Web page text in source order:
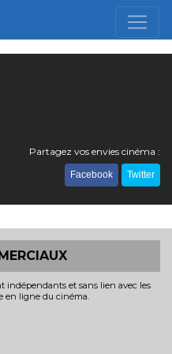
Partagez vos envies cinéma :
Facebook Twitter
indépendants et sans lien avec les
en ligne du cinéma.